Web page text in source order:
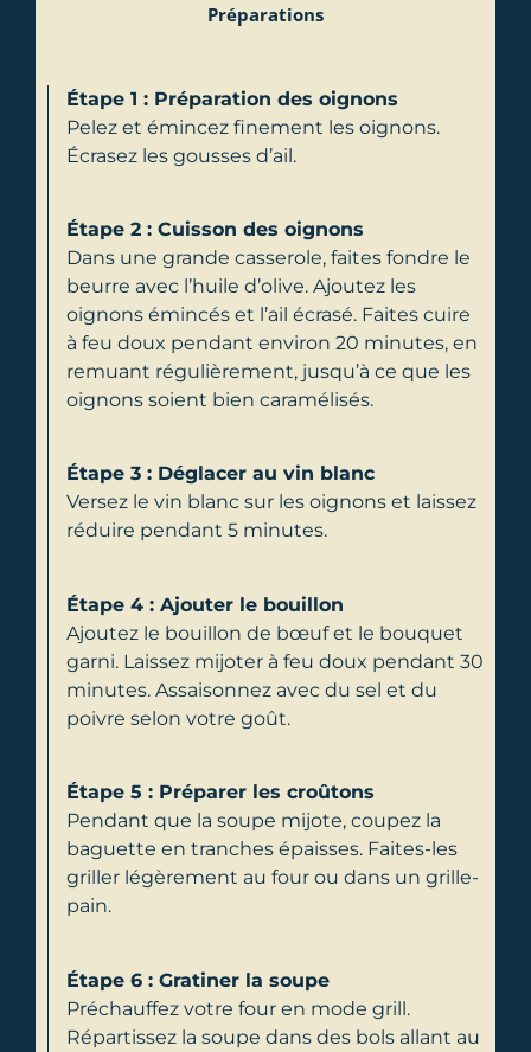
Préparations
Étape 1 : Préparation des oignons
Pelez et émincez finement les oignons.
Écrasez les gousses d’ail.
Étape 2 : Cuisson des oignons
Dans une grande casserole, faites fondre le
beurre avec l’huile d’olive. Ajoutez les
oignons émincés et l’ail écrasé. Faites cuire
à feu doux pendant environ 20 minutes, en
remuant régulièrement, jusqu’à ce que les
oignons soient bien caramélisés.
Étape 3 : Déglacer au vin blanc
Versez le vin blanc sur les oignons et laissez
réduire pendant 5 minutes.
Étape 4 : Ajouter le bouillon
Ajoutez le bouillon de bœuf et le bouquet
garni. Laissez mijoter à feu doux pendant 30
minutes. Assaisonnez avec du sel et du
poivre selon votre goût.
Étape 5 : Préparer les croûtons
Pendant que la soupe mijote, coupez la
baguette en tranches épaisses. Faites-les
griller légèrement au four ou dans un grille-
pain.
Étape 6 : Gratiner la soupe
Préchauffez votre four en mode grill.
Répartissez la soupe dans des bols allant au